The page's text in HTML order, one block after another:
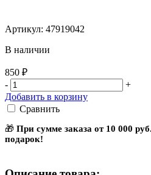
Артикул: 47919042
В наличии
850 ₽
-
+
Добавить в корзину
Сравнить
🎁 При сумме заказа от 10 000
подарок!